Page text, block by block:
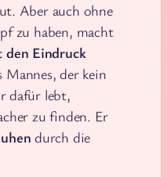
Aber auch ohne
zu haben, macht
den Eindruck
Mannes, der kein
dafür lebt,
zu finden. Er
durch die